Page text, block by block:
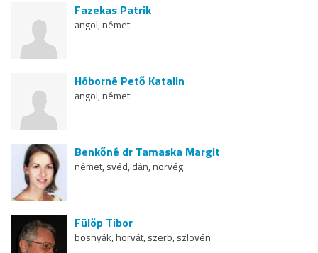
Fazekas Patrik
angol, német
Hóborné Pető Katalin
angol, német
Benkőné dr Tamaska Margit
német, svéd, dán, norvég
Fülöp Tibor
bosnyák, horvát, szerb, szlovén